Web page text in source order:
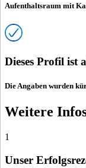
Aufenthaltsraum mit
Dieses Profil ist
Die Angaben wurden
Weitere
1
Unser